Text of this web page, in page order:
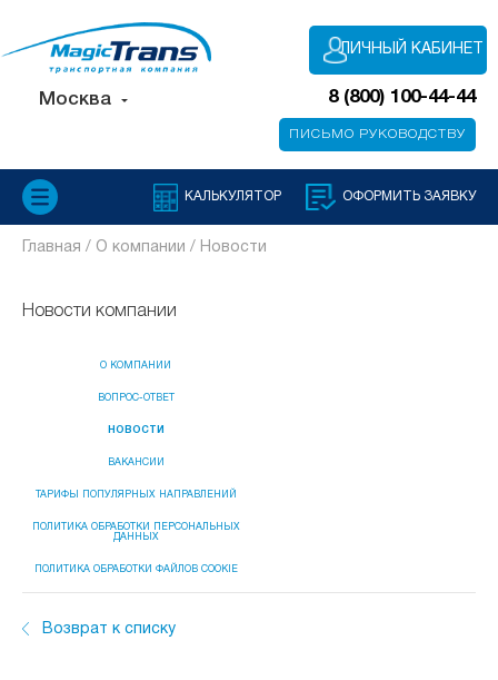
Москва 8 (800) 100-44-44
ЛИЧНЫЙ КАБИНЕТ
ПИСЬМО РУКОВОДСТВУ
КАЛЬКУЛЯТОР ОФОРМИТЬ ЗАЯВКУ
Главная / О компании / Новости
Новости компании
О КОМПАНИИ
ВОПРОС-ОТВЕТ
НОВОСТИ
ВАКАНСИИ
ТАРИФЫ ПОПУЛЯРНЫХ НАПРАВЛЕНИЙ
ПОЛИТИКА ОБРАБОТКИ ПЕРСОНАЛЬНЫХ
ДАННЫХ
ПОЛИТИКА ОБРАБОТКИ ФАЙЛОВ COOKIE
Возврат к списку